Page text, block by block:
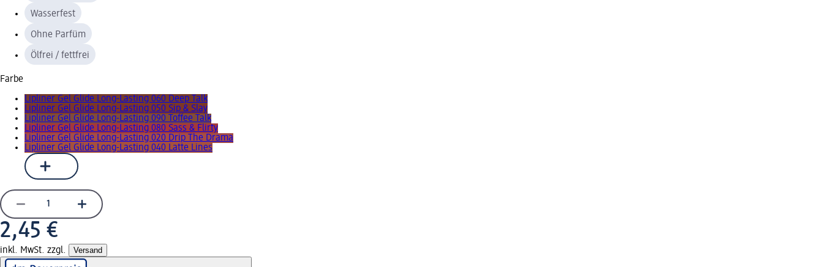
Wasserfest
Ohne Parfüm
Ölfrei / fettfrei
Farbe
Lipliner Gel Glide Long-Lasting 060 Deep Talk
Lipliner Gel Glide Long-Lasting 050 Sip & Slay
Lipliner Gel Glide Long-Lasting 090 Toffee Talk
Lipliner Gel Glide Long-Lasting 080 Sass & Flirty
Lipliner Gel Glide Long-Lasting 020 Drip The Drama
Lipliner Gel Glide Long-Lasting 040 Latte Lines
2,45 €
inkl. MwSt. zzgl. Versand